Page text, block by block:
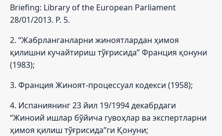
Briefing: Library of the European Parliament
28/01/2013. P. 5.
2. “Жабрланганларни жиноятлардан ҳимоя
қилишни кучайтириш тўғрисида” Франция қонуни
(1983);
3. Франция Жиноят-процессуал кодекси (1958);
4. Испаниянинг 23 йил 19/1994 декабрдаги
“Жиноий ишлар бўйича гувоҳлар ва экспертларни
ҳимоя қилиш тўғрисида”ги Қонуни;